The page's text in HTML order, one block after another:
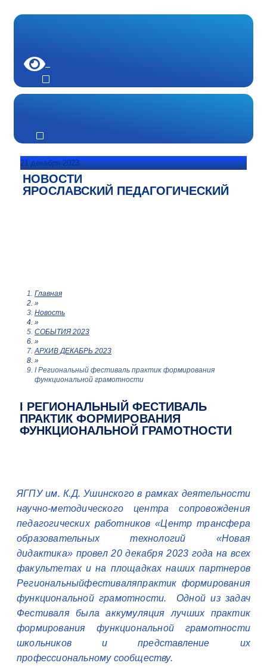
21 декабря 2023
НОВОСТИ
ЯРОСЛАВСКИЙ ПЕДАГОГИЧЕСКИЙ
Главная
»
Новость
»
СОБЫТИЯ 2023
»
АРХИВ ДЕКАБРЬ 2023
»
I Региональный фестиваль практик формирования
функциональной грамотности
I РЕГИОНАЛЬНЫЙ ФЕСТИВАЛЬ
ПРАКТИК ФОРМИРОВАНИЯ
ФУНКЦИОНАЛЬНОЙ ГРАМОТНОСТИ
ЯГПУ им. К.Д. Ушинского в рамках деятельности
научно-методического центра сопровождения
педагогических работников «Центр трансфера
образовательных технологий «Новая
дидактика» провел 20 декабря 2023 года на всех
факультетах и на площадках наших партнеров
Региональныйфестиваляпрактик формирования
функциональной грамотности. Одной из задач
Фестиваля была аккумуляция лучших практик
формирования функциональной грамотности
школьников и представление их
профессиональному сообществу.